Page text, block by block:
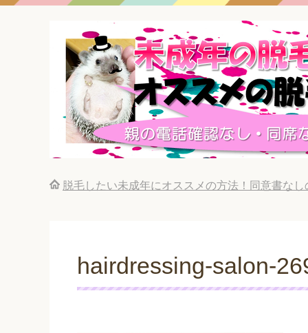
脱毛したい未成年にオススメの方法！同意書な
hairdressing-salon-